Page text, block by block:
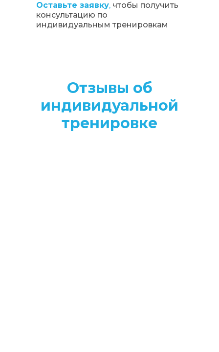
Оставьте заявку, чтобы получить
консультацию по
индивидуальным тренировкам
Отзывы об
индивидуальной
тренировке